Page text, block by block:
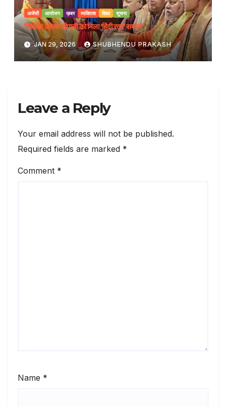
अजेंसी आयोजन ख़बर व्यक्तित्व शिक्षा सूचना
शिक्षिका आस्था दीपाली को मिला ‘हिंदी रत्न’ सम्मान
JAN 29, 2026 SHUBHENDU PRAKASH
Leave a Reply
Your email address will not be published.
Required fields are marked *
Comment *
Name *